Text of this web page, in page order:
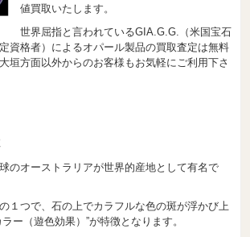
値買取いたします。
世界屈指と言われているGIA.G.G.（米国宝石
資格者）によるオパール製品の買取査定は無料
垣方面以外からのお客様もお気軽にご利用下さ
のオーストラリアが世界的産地として有名で
１つで、石の上でカラフルな色の斑が浮かび上
ー（遊色効果）”が特徴となります。